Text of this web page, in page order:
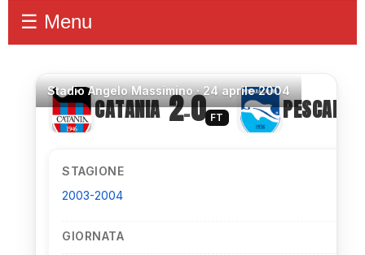
☰ Menu
StadioAngelo Massimino ·24 aprile 2004
CATANIA 2–0 FT PESCARA
STAGIONE
2003-2004
GIORNATA